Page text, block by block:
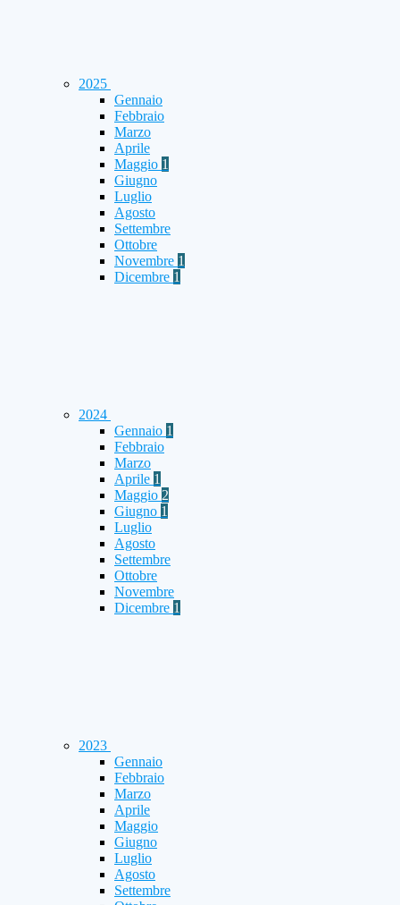
2025
Gennaio
Febbraio
Marzo
Aprile
Maggio 1
Giugno
Luglio
Agosto
Settembre
Ottobre
Novembre 1
Dicembre 1
2024
Gennaio 1
Febbraio
Marzo
Aprile 1
Maggio 2
Giugno 1
Luglio
Agosto
Settembre
Ottobre
Novembre
Dicembre 1
2023
Gennaio
Febbraio
Marzo
Aprile
Maggio
Giugno
Luglio
Agosto
Settembre